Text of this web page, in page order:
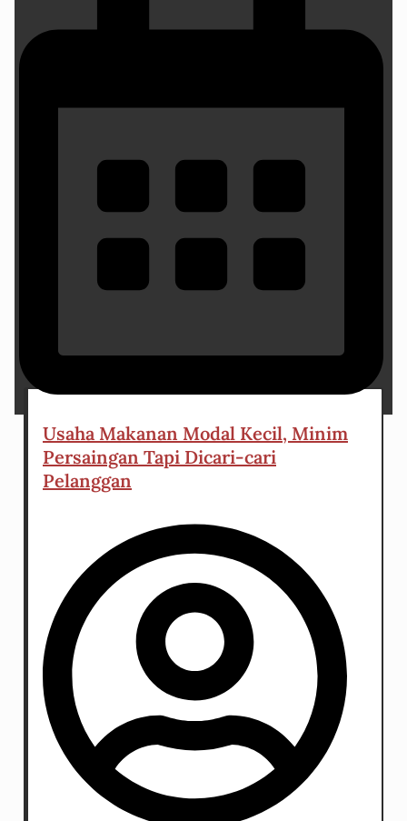
Usaha Makanan Modal Kecil, Minim
Persaingan Tapi Dicari-cari
Pelanggan